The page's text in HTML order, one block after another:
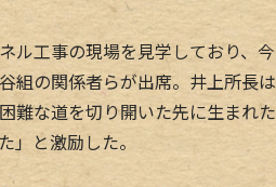
ル工事の現場を見学しており、
組の関係者らが出席。井上所長
難な道を切り開いた先に生まれ
」と激励した。